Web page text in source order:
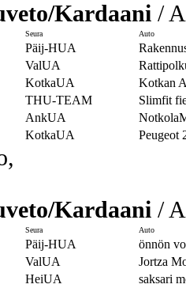
Kardaani /
Seura
Auto
Päij-HUA
ValUA
KotkaUA Kotkan
THU-TEAM Slimfit
AnkUA
KotkaUA Peugeot
Kardaani /
Seura
Auto
Päij-HUA önnön
ValUA Jortza
HeiUA saksari